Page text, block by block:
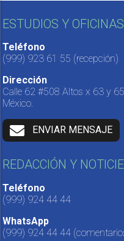
ESTUDIOS Y OFICINAS
Teléfono
(999) 923 61 55 (recepción)
Dirección
Calle 62 #508 Altos x 63 y
México.
ENVIAR MENSAJE
REDACCIÓN Y
Teléfono
(999) 924 44 44
WhatsApp
(999) 924 44 44